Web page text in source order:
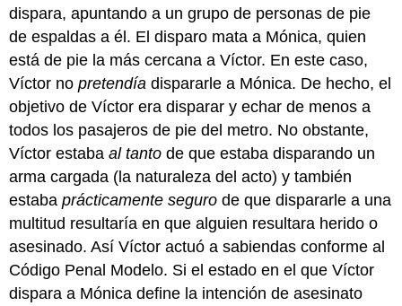
dispara, apuntando a un grupo de personas de pie
de espaldas a él. El disparo mata a Mónica, quien
está de pie la más cercana a Víctor. En este caso,
Víctor nopretendía dispararle a Mónica. De hecho, el
objetivo de Víctor era disparar y echar de menos a
todos los pasajeros de pie del metro. No obstante,
Víctor estabaal tanto de que estaba disparando un
arma cargada (la naturaleza del acto) y también
estabaprácticamente seguro de que dispararle a una
multitud resultaría en que alguien resultara herido o
asesinado. Así Víctor actuó a sabiendas conforme al
Código Penal Modelo. Si el estado en el que Víctor
dispara a Mónica define la intención de asesinato